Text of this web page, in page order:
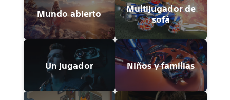
Mundo abierto
Multijugador de
sofá
Un jugador Niños y familias